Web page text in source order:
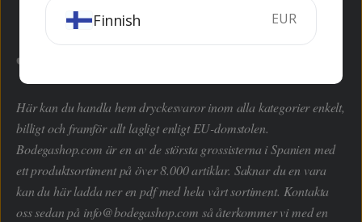
Här kan du handla hem dryckesvaror inom alla kategorier enkelt,
billigt och framför allt lagligt enligt EU-domstolen.
Bodegashop.com är en av de största grossisterna i Spanien med
ett produktsortiment på över 8.000 artiklar. Saknar du en vara
kan du här ladda ner en pdf med hela vårt sortiment. Kontakta
oss sedan på info@bodegashop.com så återkommer vi med en
Finnish EUR